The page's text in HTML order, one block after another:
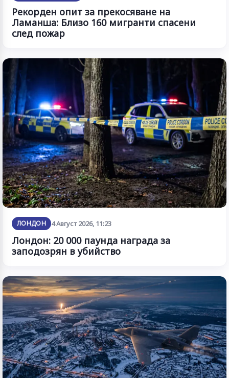
Рекорден опит за прекосяване на
Ламанша: Близо 160 мигранти спасени
след пожар
ЛОНДОН 4 Август 2026, 11:23
Лондон: 20 000 паунда награда за
заподозрян в убийство